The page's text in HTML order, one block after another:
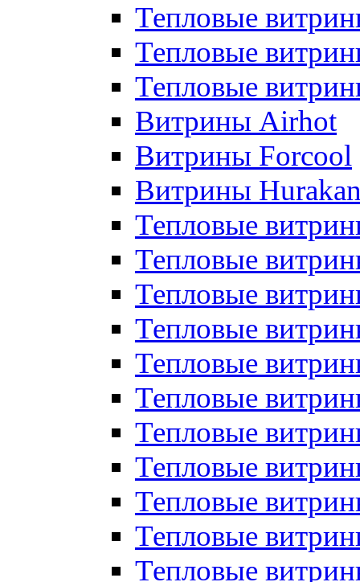
Тепловые
Тепловые
Тепловые
Витрины Airhot
Витрины Forcool
Витрины
Тепловые
Тепловые
Тепловые
Тепловые
Тепловые
Тепловые
Тепловые
Тепловые
Тепловые
Тепловые
Тепловые